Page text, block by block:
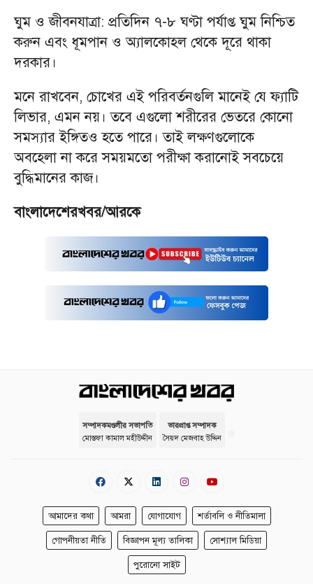
ঘুম ও জীবনযাত্রা: প্রতিদিন ৭-৮ ঘণ্টা পর্যাপ্ত ঘুম নিশ্চিত
করুন এবং ধূমপান ও অ্যালকোহল থেকে দূরে থাকা
দরকার।
মনে রাখবেন, চোখের এই পরিবর্তনগুলি মানেই যে ফ্যাটি
লিভার, এমন নয়। তবে এগুলো শরীরের ভেতরে কোনো
সমস্যার ইঙ্গিতও হতে পারে। তাই লক্ষণগুলোকে
অবহেলা না করে সময়মতো পরীক্ষা করানোই সবচেয়ে
বুদ্ধিমানের কাজ।
বাংলাদেশেরখবর/আরকে
সম্পাদকমণ্ডলীর সভাপতি
মোস্তফা কামাল মহীউদ্দীন
ভারপ্রাপ্ত সম্পাদক
সৈয়দ মেজবাহ উদ্দিন
আমাদের কথা আমরা যোগাযোগ শর্তাবলি ও নীতিমালা
গোপনীয়তা নীতি বিজ্ঞাপন মূল্য তালিকা সোশ্যাল মিডিয়া
পুরোনো সাইট